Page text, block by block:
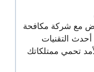
مع شركة مكافحة
التقنيات
تحمي ممتلكاتك